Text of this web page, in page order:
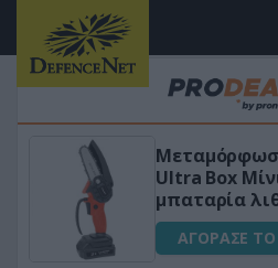
«Μαγική»
για
ΑΓΟΡΑΣΕ